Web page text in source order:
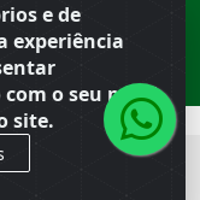
e de
experiência
o seu perfil
site.
·BR
· CEP